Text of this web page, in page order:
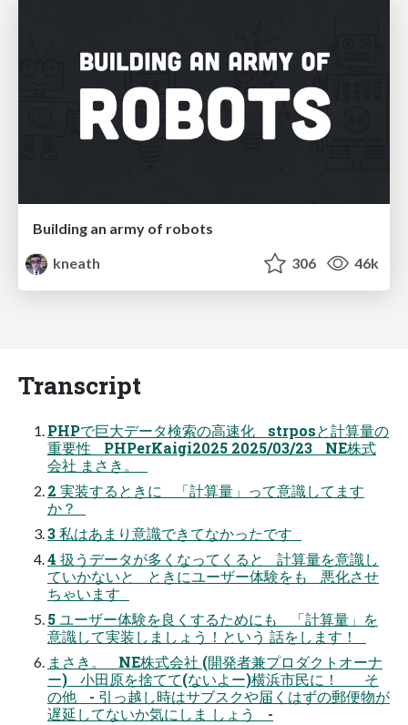
Building an army of robots
kneath
306 46k
Transcript
PHPで巨大データ検索の高速化 strposと計算量の
重要性 PHPerKaigi2025 2025/03/23 NE株式
会社 まさき。
2 実装するときに 「計算量」って意識してます
か？
3 私はあまり意識できてなかったです
4 扱うデータが多くなってくると 計算量を意識し
ていかないと ときにユーザー体験をも 悪化させ
ちゃいます
5 ユーザー体験を良くするためにも 「計算量」を
意識して実装しましょう！という 話をします！
まさき。 NE株式会社 (開発者兼プロダクトオーナ
ー) 小田原を捨てて(ないよー)横浜市民に！ そ
の他 - 引っ越し時はサブスクや届くはずの郵便物が
遅延してないか気にしま しょう -